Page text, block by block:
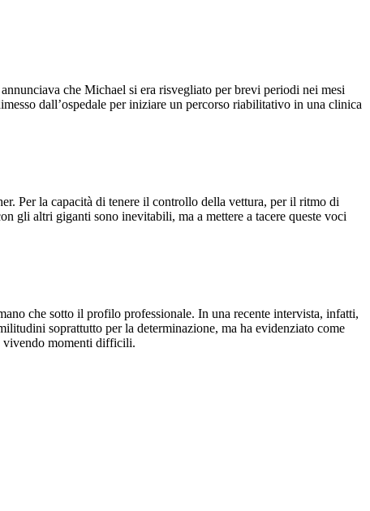
che Michael si era risvegliato per brevi periodi nei mesi
dall’ospedale per iniziare un percorso riabilitativo in una clinica
Per la capacità di tenere il controllo della vettura, per il ritmo di
gli altri giganti sono inevitabili, ma a mettere a tacere queste voci
che sotto il profilo professionale. In una recente intervista, infatti,
soprattutto per la determinazione, ma ha evidenziato come
vivendo momenti difficili.